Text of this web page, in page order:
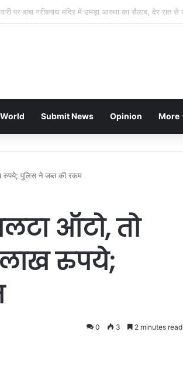
टूटा, सैकड़ों एकड़ धान की फसलें जलमग्न; किसानों में चिंता
World Submit News Opinion More
रुपये; पुलिस ने जब्त की रकम
ऑटो, तो
रुपये;
0 3 2 minutes read